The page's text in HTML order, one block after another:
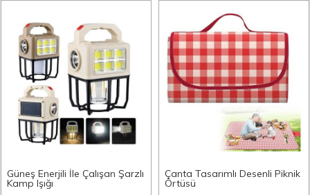
Güneş Enerjili İle Çalışan Şarzlı
Kamp Işığı
Çanta Tasarımlı Desenli Piknik
Örtüsü